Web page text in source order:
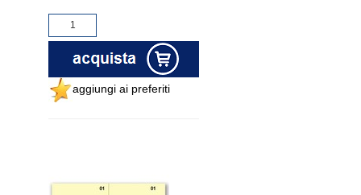
aggiungi ai preferiti